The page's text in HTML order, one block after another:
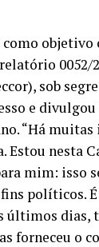
0052/
sob
e
“Há
nesta
mim: isso
políticos.
últimos
forneceu o